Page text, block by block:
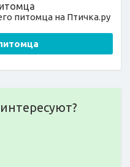
питомца на Птичка.ру